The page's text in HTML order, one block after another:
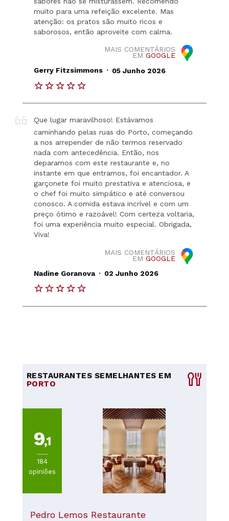
muito para uma refeição excelente. Mas
atenção: os pratos são muito ricos e
saborosos, então aproveite com calma.
MAIS COMENTÁRIOS
EM GOOGLE
Gerry Fitzsimmons . 05 Junho 2026
Que lugar maravilhoso! Estávamos
caminhando pelas ruas do Porto, começando
a nos arrepender de não termos reservado
nada com antecedência. Então, nos
deparamos com este restaurante e, no
instante em que entramos, foi encantador. A
garçonete foi muito prestativa e atenciosa, e
o chef foi muito simpático e até conversou
conosco. A comida estava incrível e com um
preço ótimo e razoável! Com certeza voltaria,
foi uma experiência muito especial. Obrigada,
Viva!
MAIS COMENTÁRIOS
EM GOOGLE
Nadine Goranova . 02 Junho 2026
RESTAURANTES SEMELHANTES EM
PORTO
9,1
184
opiniões
Pedro Lemos Restaurante